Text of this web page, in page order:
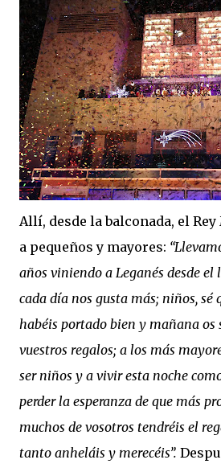
Allí, desde la balconada, el
a pequeños y mayores:
años viniendo a Leganés desde
cada día nos gusta más; niños, sé
habéis portado bien y mañana os
vuestros regalos; a los más
ser niños y a vivir esta noche
perder la esperanza de que más
muchos de vosotros tendréis el
tanto anheláis y merecéis”.